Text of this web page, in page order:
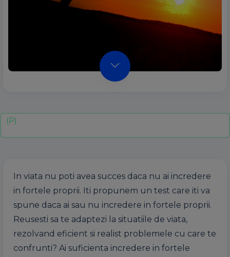
In viata nu poti avea succes daca nu ai incredere
in fortele proprii. Iti propunem un test care iti va
spune daca ai sau nu incredere in fortele proprii.
Reusesti sa te adaptezi la situatiile de viata,
rezolvand eficient si realist problemele cu care te
confrunti? Ai suficienta incredere in fortele